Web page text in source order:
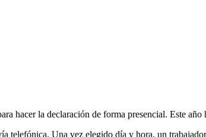
hacer la declaración de forma presencial. Este
telefónica. Una vez elegido día y hora, un